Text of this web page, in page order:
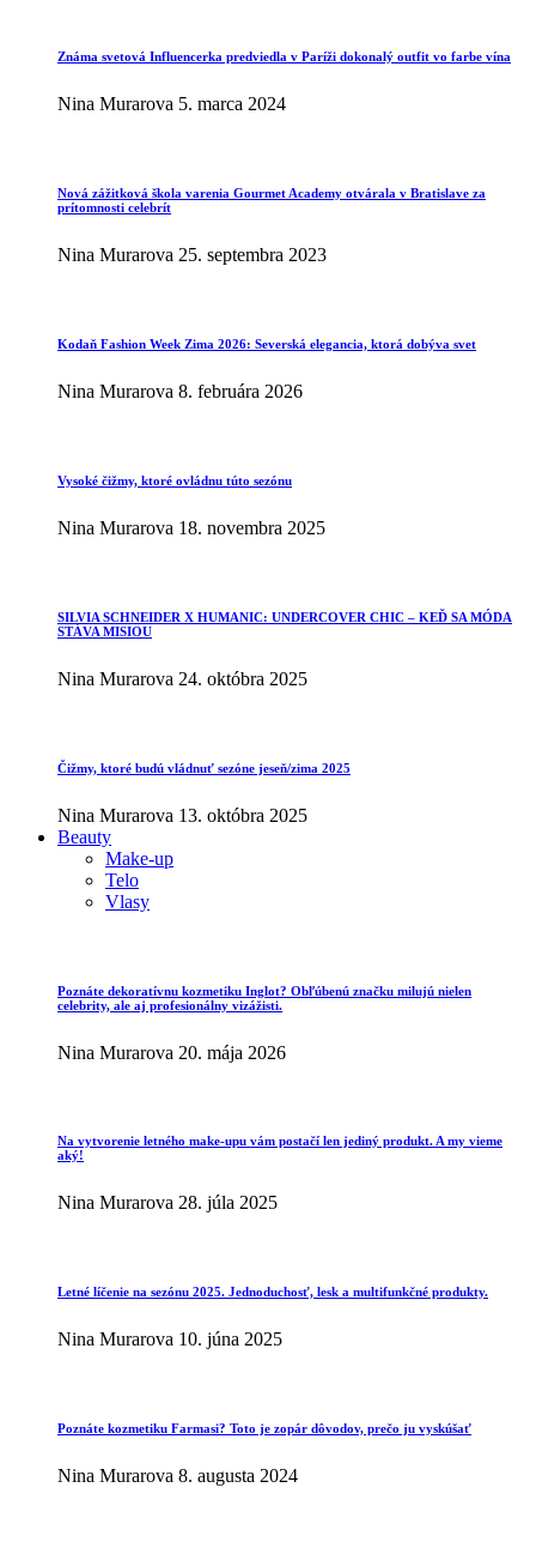
Známa svetová Influencerka predviedla v Paríži dokonalý outfit vo farbe vína
Nina Murarova 5. marca 2024
Nová zážitková škola varenia Gourmet Academy otvárala v Bratislave za
prítomnosti celebrít
Nina Murarova 25. septembra 2023
Kodaň Fashion Week Zima 2026: Severská elegancia, ktorá dobýva svet
Nina Murarova 8. februára 2026
Vysoké čižmy, ktoré ovládnu túto sezónu
Nina Murarova 18. novembra 2025
SILVIA SCHNEIDER X HUMANIC: UNDERCOVER CHIC – KEĎ SA MÓDA
STÁVA MISIOU
Nina Murarova 24. októbra 2025
Čižmy, ktoré budú vládnuť sezóne jeseň/zima 2025
Nina Murarova 13. októbra 2025
Beauty
Make-up
Telo
Vlasy
Poznáte dekoratívnu kozmetiku Inglot? Obľúbenú značku milujú nielen
celebrity, ale aj profesionálny vizážisti.
Nina Murarova 20. mája 2026
Na vytvorenie letného make-upu vám postačí len jediný produkt. A my vieme
aký!
Nina Murarova 28. júla 2025
Letné líčenie na sezónu 2025. Jednoduchosť, lesk a multifunkčné produkty.
Nina Murarova 10. júna 2025
Poznáte kozmetiku Farmasi? Toto je zopár dôvodov, prečo ju vyskúšať
Nina Murarova 8. augusta 2024